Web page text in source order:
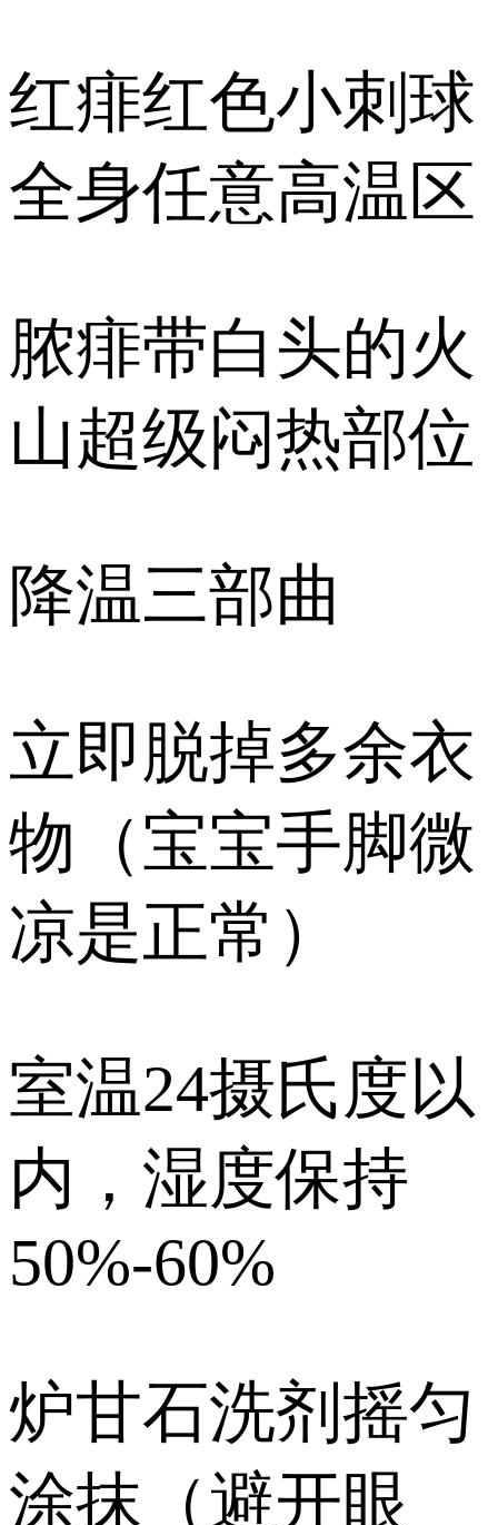
红痱红色小刺球
全身任意高温区
脓痱带白头的火
山超级闷热部位
降温三部曲
立即脱掉多余衣
物（宝宝手脚微
凉是正常）
室温24摄氏度以
内，湿度保持
50%-60%
炉甘石洗剂摇匀
涂抹（避开眼